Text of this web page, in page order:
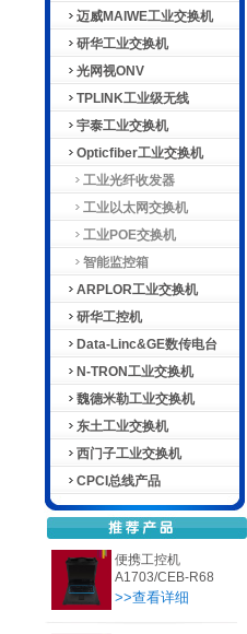
迈威MAIWE工业交换机
研华工业交换机
光网视ONV
TPLINK工业级无线
宇泰工业交换机
Opticfiber工业交换机
工业光纤收发器
工业以太网交换机
工业POE交换机
智能监控箱
ARPLOR工业交换机
研华工控机
Data-Linc&GE数传电台
N-TRON工业交换机
魏德米勒工业交换机
东土工业交换机
西门子工业交换机
CPCI总线产品
便携工控机
A1703/CEB-R68
>>查看详细